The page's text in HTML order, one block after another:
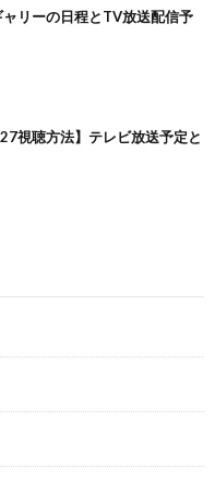
ャリーの日程とTV放送配信予
視聴方法】テレビ放送予定と